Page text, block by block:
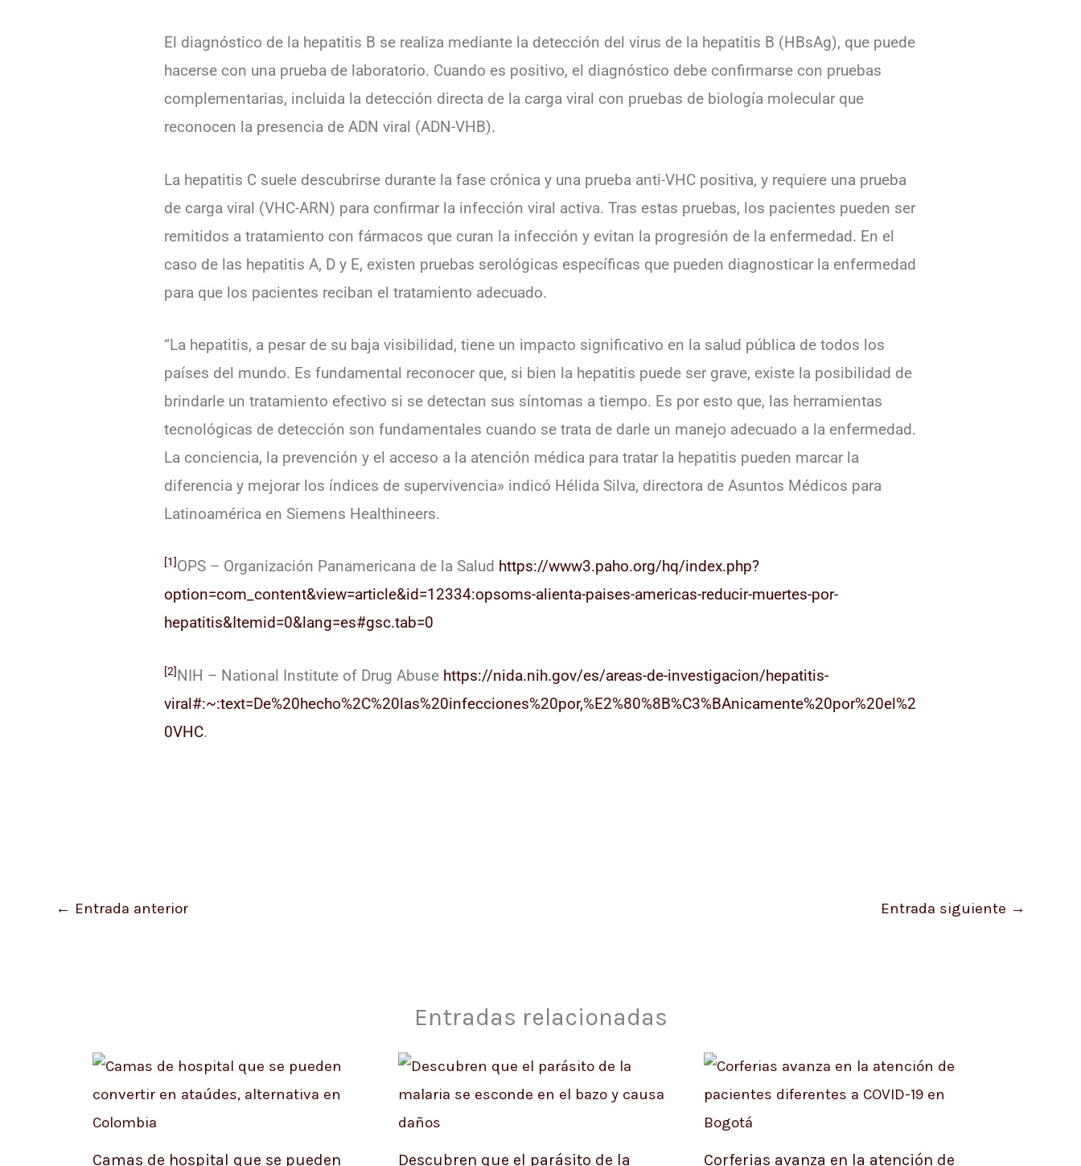
El diagnóstico de la hepatitis B se realiza mediante la detección del virus de la hepatitis B (HBsAg), que puede
hacerse con una prueba de laboratorio. Cuando es positivo, el diagnóstico debe confirmarse con pruebas
complementarias, incluida la detección directa de la carga viral con pruebas de biología molecular que
reconocen la presencia de ADN viral (ADN-VHB).
La hepatitis C suele descubrirse durante la fase crónica y una prueba anti-VHC positiva, y requiere una prueba
de carga viral (VHC-ARN) para confirmar la infección viral activa. Tras estas pruebas, los pacientes pueden ser
remitidos a tratamiento con fármacos que curan la infección y evitan la progresión de la enfermedad. En el
caso de las hepatitis A, D y E, existen pruebas serológicas específicas que pueden diagnosticar la enfermedad
para que los pacientes reciban el tratamiento adecuado.
“La hepatitis, a pesar de su baja visibilidad, tiene un impacto significativo en la salud pública de todos los
países del mundo. Es fundamental reconocer que, si bien la hepatitis puede ser grave, existe la posibilidad de
brindarle un tratamiento efectivo si se detectan sus síntomas a tiempo. Es por esto que, las herramientas
tecnológicas de detección son fundamentales cuando se trata de darle un manejo adecuado a la enfermedad.
La conciencia, la prevención y el acceso a la atención médica para tratar la hepatitis pueden marcar la
diferencia y mejorar los índices de supervivencia» indicó Hélida Silva, directora de Asuntos Médicos para
Latinoamérica en Siemens Healthineers.
[1]OPS – Organización Panamericana de la Salud https://www3.paho.org/hq/index.php?
option=com_content&view=article&id=12334:opsoms-alienta-paises-americas-reducir-muertes-por-
hepatitis&Itemid=0&lang=es#gsc.tab=0
[2]NIH – National Institute of Drug Abuse https://nida.nih.gov/es/areas-de-investigacion/hepatitis-
viral#:~:text=De%20hecho%2C%20las%20infecciones%20por,%E2%80%8B%C3%BAnicamente%20por%20el%2
0VHC.
← Entrada anterior Entrada siguiente →
Entradas relacionadas
Camas de hospital que se pueden Descubren que el parásito de la Corferias avanza en la atención de